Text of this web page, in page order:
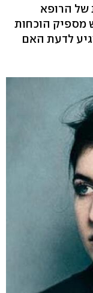
של הרופא
מספיק הוכחות
לדעת האם